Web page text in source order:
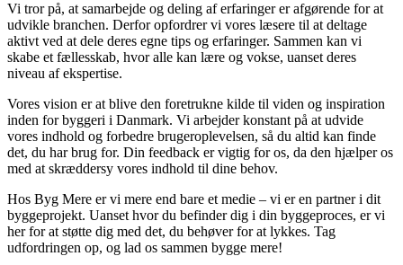
Vi tror på, at samarbejde og deling af erfaringer er afgørende for at
udvikle branchen. Derfor opfordrer vi vores læsere til at deltage
aktivt ved at dele deres egne tips og erfaringer. Sammen kan vi
skabe et fællesskab, hvor alle kan lære og vokse, uanset deres
niveau af ekspertise.
Vores vision er at blive den foretrukne kilde til viden og inspiration
inden for byggeri i Danmark. Vi arbejder konstant på at udvide
vores indhold og forbedre brugeroplevelsen, så du altid kan finde
det, du har brug for. Din feedback er vigtig for os, da den hjælper os
med at skræddersy vores indhold til dine behov.
Hos Byg Mere er vi mere end bare et medie – vi er en partner i dit
byggeprojekt. Uanset hvor du befinder dig i din byggeproces, er vi
her for at støtte dig med det, du behøver for at lykkes. Tag
udfordringen op, og lad os sammen bygge mere!